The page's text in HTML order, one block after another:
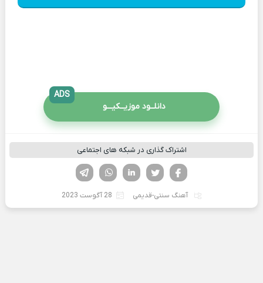
دانلــود موزیــکیـــو
ADS
اشتراک گذاری در شبکه های اجتماعی
لینکدین تویتر
فیسوک
آهنگ سنتی-قدیمی 28 آگوست 2023